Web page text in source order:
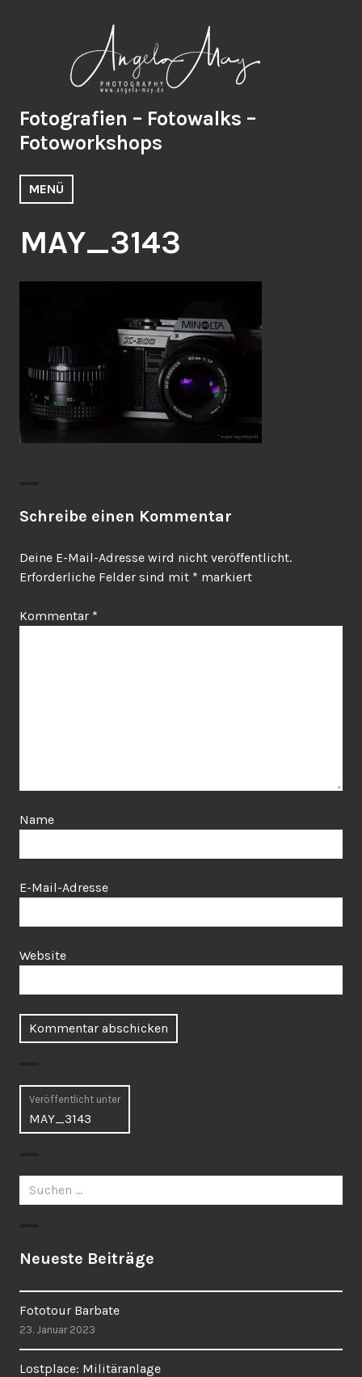
Fotografien – Fotowalks –
Fotoworkshops
MENÜ
MAY_3143
Schreibe einen Kommentar
Deine E-Mail-Adresse wird nicht veröffentlicht.
Erforderliche Felder sind mit * markiert
Kommentar *
Name
E-Mail-Adresse
Website
Beitragsnavigation
Veröffentlicht unter
MAY_3143
Suchen
nach:
Neueste Beiträge
Fototour Barbate
23. Januar 2023
Lostplace: Militäranlage